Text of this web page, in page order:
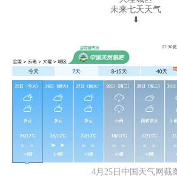
未来七天天气
⬇️
4月25日中国天气网截